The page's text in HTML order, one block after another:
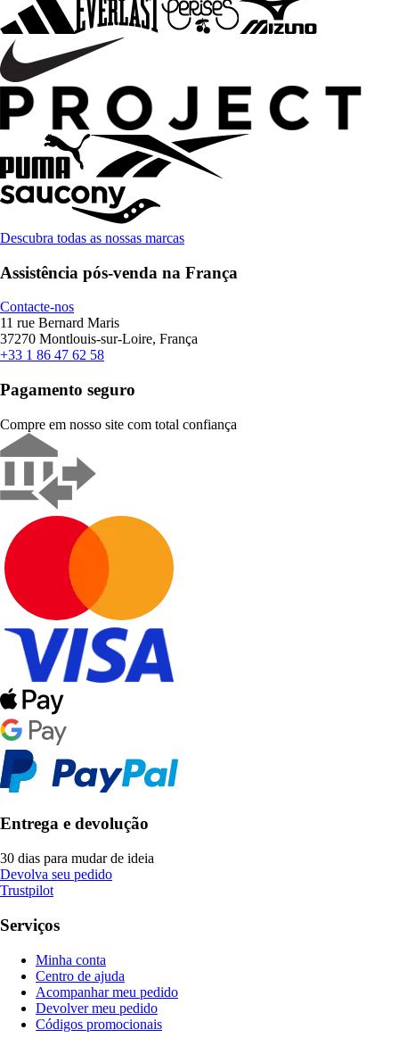
Descubra todas as nossas marcas
Assistência pós-venda na França
Contacte-nos
11 rue Bernard Maris
37270 Montlouis-sur-Loire, França
+33 1 86 47 62 58
Pagamento seguro
Compre em nosso site com total confiança
Entrega e devolução
30 dias para mudar de ideia
Devolva seu pedido
Trustpilot
Serviços
Minha conta
Centro de ajuda
Acompanhar meu pedido
Devolver meu pedido
Códigos promocionais